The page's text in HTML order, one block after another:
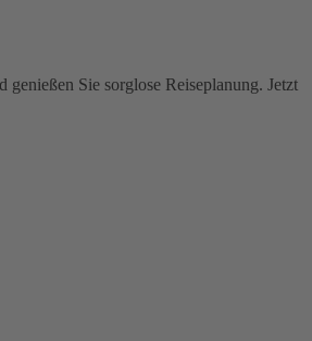
Sie sorglose Reiseplanung. Jetzt